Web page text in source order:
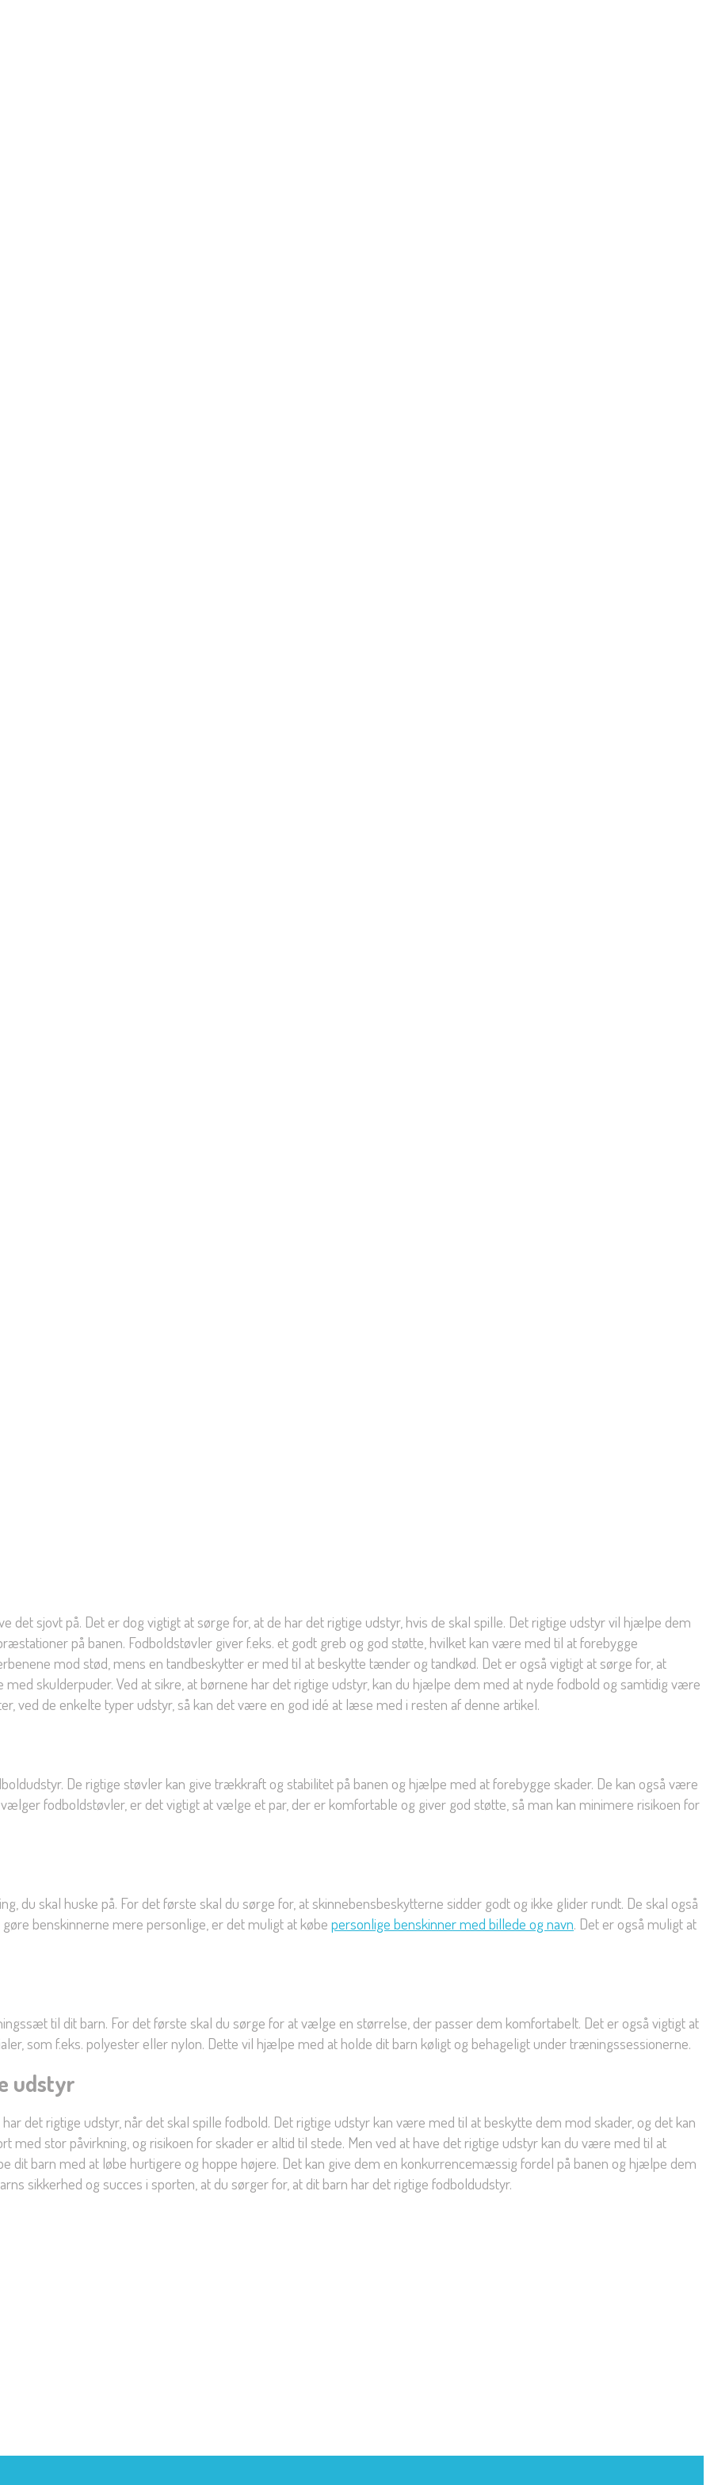
sjovt på. Det er dog vigtigt at sørge for, at de har det rigtige udstyr, hvis de skal spille. Det rigtige udstyr vil hjælpe dem
på banen. Fodboldstøvler giver f.eks. et godt greb og god støtte, hvilket kan være med til at forebygge
mod stød, mens en tandbeskytter er med til at beskytte tænder og tandkød. Det er også vigtigt at sørge for, at
skulderpuder. Ved at sikre, at børnene har det rigtige udstyr, kan du hjælpe dem med at nyde fodbold og samtidig være
ved de enkelte typer udstyr, så kan det være en god idé at læse med i resten af denne artikel.
De rigtige støvler kan give trækkraft og stabilitet på banen og hjælpe med at forebygge skader. De kan også være
fodboldstøvler, er det vigtigt at vælge et par, der er komfortable og giver god støtte, så man kan minimere risikoen for
du skal huske på. For det første skal du sørge for, at skinnebensbeskytterne sidder godt og ikke glider rundt. De skal også
benskinnerne mere personlige, er det muligt at købepersonlige benskinner med billede og navn. Det er også muligt at
til dit barn. For det første skal du sørge for at vælge en størrelse, der passer dem komfortabelt. Det er også vigtigt at
som f.eks. polyester eller nylon. Dette vil hjælpe med at holde dit barn køligt og behageligt under træningssessionerne.
udstyr
det rigtige udstyr, når det skal spille fodbold. Det rigtige udstyr kan være med til at beskytte dem mod skader, og det kan
med stor påvirkning, og risikoen for skader er altid til stede. Men ved at have det rigtige udstyr kan du være med til at
dit barn med at løbe hurtigere og hoppe højere. Det kan give dem en konkurrencemæssig fordel på banen og hjælpe dem
sikkerhed og succes i sporten, at du sørger for, at dit barn har det rigtige fodboldudstyr.